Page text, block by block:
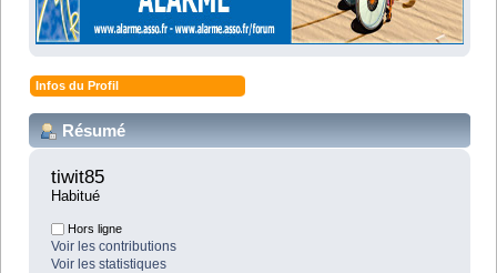
Infos du Profil
Résumé
tiwit85
Habitué
Hors ligne
Voir les contributions
Voir les statistiques